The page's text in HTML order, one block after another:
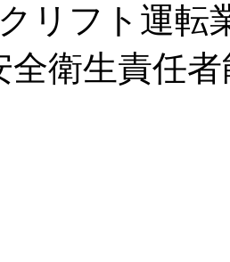
リフト運転
全衛生責任